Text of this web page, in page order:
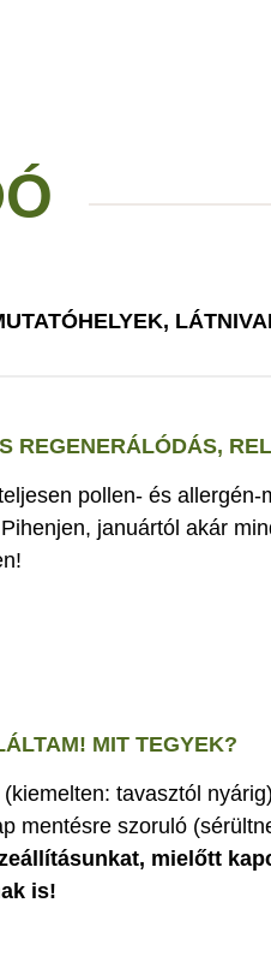
REGENERÁLÓDÁS,
pollen- és
januártól akár
MIT TEGYEK?
tavasztól
mentésre szoruló
mielőtt
is!